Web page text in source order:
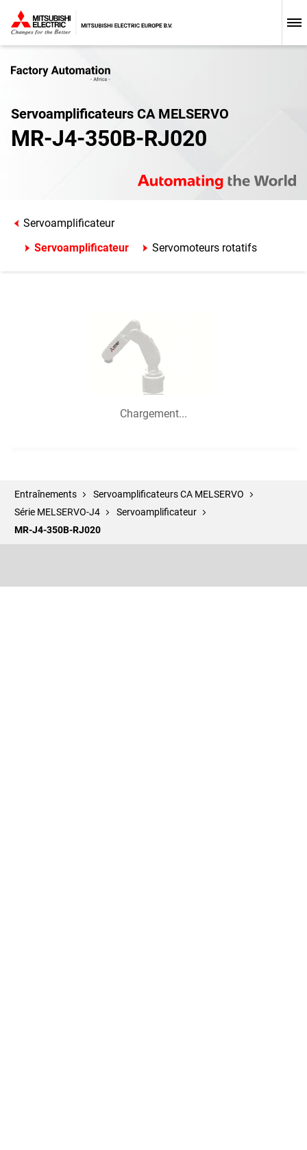
Servoamplificateurs CA MELSERVO
MR-J4-350B-RJ020
Servoamplificateur
Servoamplificateur
Servomoteurs rotatifs
Chargement...
Entraînements
Servoamplificateurs CA MELSERVO
Série MELSERVO-J4
Servoamplificateur
MR-J4-350B-RJ020